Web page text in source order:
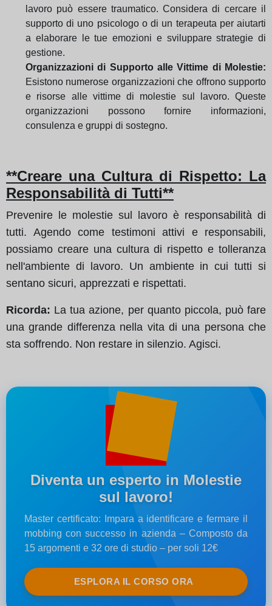
lavoro può essere traumatico. Considera di cercare il
supporto di uno psicologo o di un terapeuta per aiutarti
a elaborare le tue emozioni e sviluppare strategie di
gestione.
Organizzazioni di Supporto alle Vittime di Molestie:
Esistono numerose organizzazioni che offrono supporto
e risorse alle vittime di molestie sul lavoro. Queste
organizzazioni possono fornire informazioni,
consulenza e gruppi di sostegno.
**Creare una Cultura di Rispetto: La
Responsabilità di Tutti**
Prevenire le molestie sul lavoro è responsabilità di
tutti. Agendo come testimoni attivi e responsabili,
possiamo creare una cultura di rispetto e tolleranza
nell'ambiente di lavoro. Un ambiente in cui tutti si
sentano sicuri, apprezzati e rispettati.
Ricorda: La tua azione, per quanto piccola, può fare
una grande differenza nella vita di una persona che
sta soffrendo. Non restare in silenzio. Agisci.
Diventa un esperto in Molestie
sul lavoro!
Master certificato: Impara a identificare e fermare il
mobbing con successo in azienda – Composto da
15 argomenti e 32 ore di studio – per soli 12€
ESPLORA IL CORSO ORA